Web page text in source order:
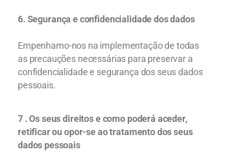
6. Segurança e confidencialidade dos dados
Empenhamo-nos na implementação de todas
as precauções necessárias para preservar a
confidencialidade e segurança dos seus dados
pessoais.
7 . Os seus direitos e como poderá aceder,
retificar ou opor-se ao tratamento dos seus
dados pessoais